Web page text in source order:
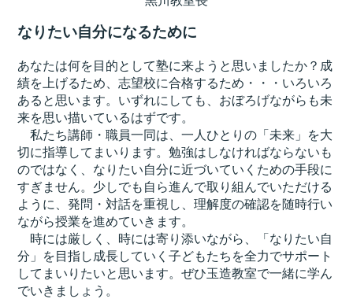
なりたい自分になるために
あなたは何を目的として塾に来ようと思いましたか？成
績を上げるため、志望校に合格するため・・・いろいろ
あると思います。いずれにしても、おぼろげながらも未
来を思い描いているはずです。
私たち講師・職員一同は、一人ひとりの「未来」を大
切に指導してまいります。勉強はしなければならないも
のではなく、なりたい自分に近づいていくための手段に
すぎません。少しでも自ら進んで取り組んでいただける
ように、発問・対話を重視し、理解度の確認を随時行い
ながら授業を進めていきます。
時には厳しく、時には寄り添いながら、「なりたい自
分」を目指し成長していく子どもたちを全力でサポート
してまいりたいと思います。ぜひ玉造教室で一緒に学ん
でいきましょう。